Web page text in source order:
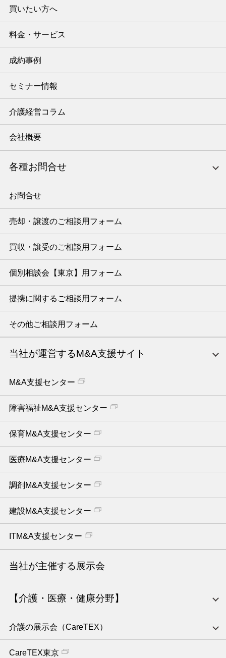
買いたい方へ
料金・サービス
成約事例
セミナー情報
介護経営コラム
会社概要
各種お問合せ
お問合せ
売却・譲渡のご相談用フォーム
買収・譲受のご相談用フォーム
個別相談会【東京】用フォーム
提携に関するご相談用フォーム
その他ご相談用フォーム
当社が運営するM&A支援サイト
M&A支援センター
障害福祉M&A支援センター
保育M&A支援センター
医療M&A支援センター
調剤M&A支援センター
建設M&A支援センター
ITM&A支援センター
当社が主催する展示会
【介護・医療・健康分野】
介護の展示会（CareTEX）
CareTEX東京